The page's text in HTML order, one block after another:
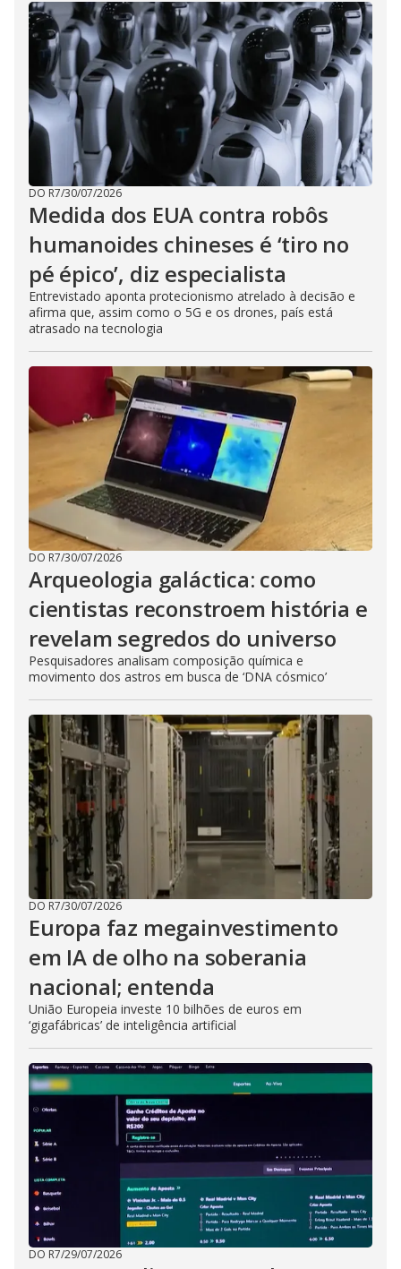
DO R7/30/07/2026
Medida dos EUA contra robôs
humanoides chineses é ‘tiro no
pé épico’, diz especialista
Entrevistado aponta protecionismo atrelado à decisão e
afirma que, assim como o 5G e os drones, país está
atrasado na tecnologia
DO R7/30/07/2026
Arqueologia galáctica: como
cientistas reconstroem história e
revelam segredos do universo
Pesquisadores analisam composição química e
movimento dos astros em busca de ‘DNA cósmico’
DO R7/30/07/2026
Europa faz megainvestimento
em IA de olho na soberania
nacional; entenda
União Europeia investe 10 bilhões de euros em
‘gigafábricas’ de inteligência artificial
DO R7/29/07/2026